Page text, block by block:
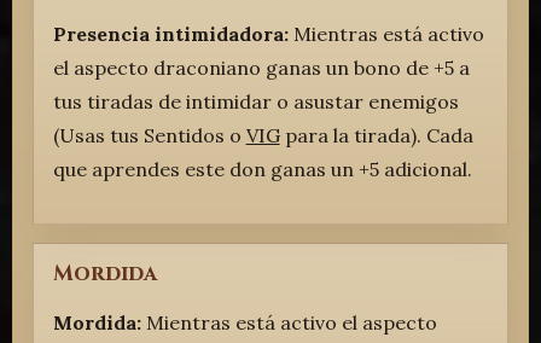
Presencia intimidadora:Mientras está activo
el aspecto draconiano ganas un bono de +5 a
tus tiradas de intimidar o asustar enemigos
(Usas tus Sentidos o VIGpara la tirada). Cada
que aprendes este don ganas un +5 adicional.
Mordida
Mordida:Mientras está activo el aspecto